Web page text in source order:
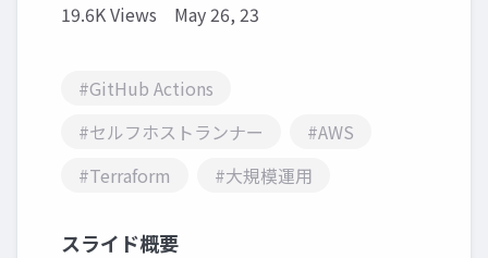
19.6K Views May 26, 23
#GitHub Actions
#セルフホストランナー
#AWS
#Terraform
#大規模運用
スライド概要